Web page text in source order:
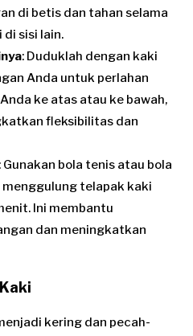
di betis dan tahan selama
sisi lain.
: Duduklah dengan kaki
Anda untuk perlahan
ke atas atau ke bawah,
fleksibilitas dan
: Gunakan bola tenis atau bola
telapak kaki
Ini membantu
dan meningkatkan
kering dan pecah-